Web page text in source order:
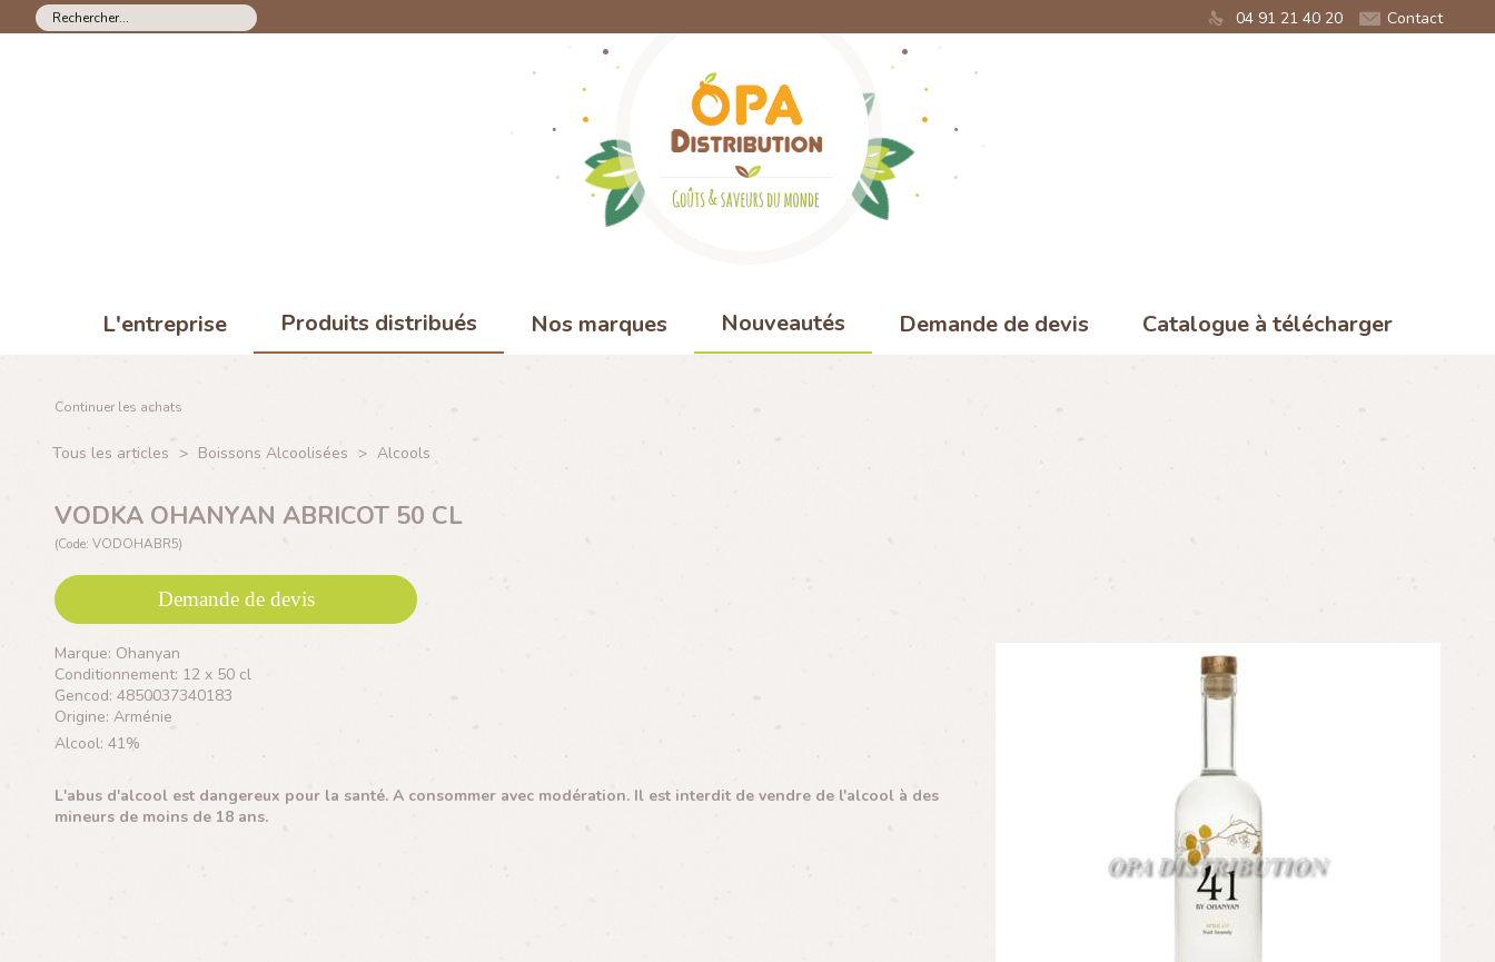
04 91 21 40 20 Contact
L'entreprise Produits distribués Nos marques Nouveautés Demande de devis Catalogue à télécharger
Continuer les achats
Tous les articles > Boissons Alcoolisées > Alcools
VODKA OHANYAN ABRICOT 50 CL
(Code: VODOHABR5)
Demande de devis
Marque: Ohanyan
Conditionnement: 12 x 50 cl
Gencod: 4850037340183
Origine: Arménie
Alcool: 41%
L'abus d'alcool est dangereux pour la santé. A consommer avec modération. Il est interdit de vendre de l'alcool à des
mineurs de moins de 18 ans.